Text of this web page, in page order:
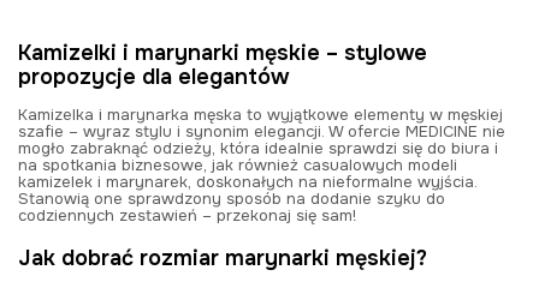
Kamizelki i marynarki męskie – stylowe
propozycje dla elegantów
Kamizelka i marynarka męska to wyjątkowe elementy w męskiej
szafie – wyraz stylu i synonim elegancji. W ofercie MEDICINE nie
mogło zabraknąć odzieży, która idealnie sprawdzi się do biura i
na spotkania biznesowe, jak również casualowych modeli
kamizelek i marynarek, doskonałych na nieformalne wyjścia.
Stanowią one sprawdzony sposób na dodanie szyku do
codziennych zestawień – przekonaj się sam!
Jak dobrać rozmiar marynarki męskiej?